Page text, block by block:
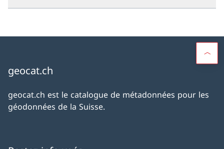
geocat.ch
geocat.ch est le catalogue de métadonnées pour les
géodonnées de la Suisse.